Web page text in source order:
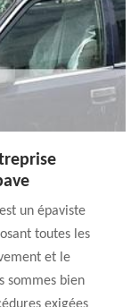
un épaviste
toutes les
et le
sommes bien